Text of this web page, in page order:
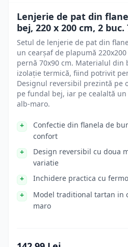
Lenjerie de pat din
bej, 220 x 200 cm, 2 buc.
Setul de lenjerie de pat din
un cearșaf de plapumă
pernă 70x90 cm. Materialul din
izolație termică, fiind potrivit
Designul reversibil prezintă pe
pe fundal bej, iar pe cealaltă
alb-maro.
Confectie din flanela de
confort
Design reversibil cu doua
variatie
Inchidere practica cu
Model traditional tartan in
maro